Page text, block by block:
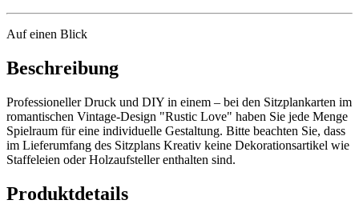
Auf einen Blick
Beschreibung
Professioneller Druck und DIY in einem – bei den Sitzplankarten im
romantischen Vintage-Design "Rustic Love" haben Sie jede Menge
Spielraum für eine individuelle Gestaltung. Bitte beachten Sie, dass
im Lieferumfang des Sitzplans Kreativ keine Dekorationsartikel wie
Staffeleien oder Holzaufsteller enthalten sind.
Produktdetails